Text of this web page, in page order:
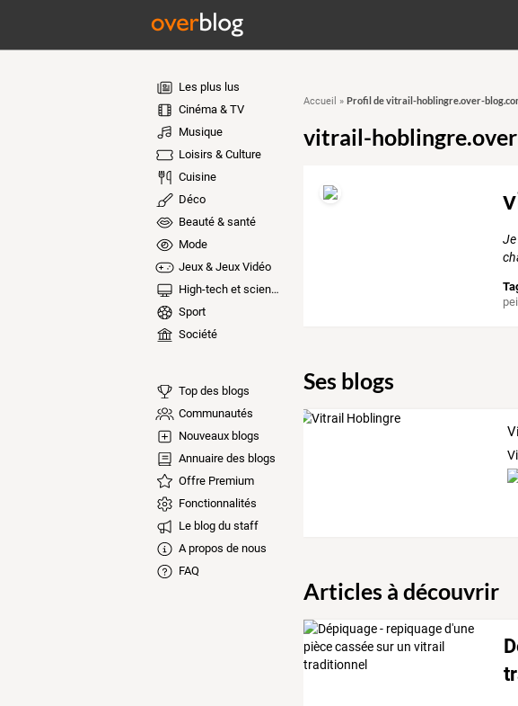
Les plus lus
Cinéma & TV
Musique
Loisirs & Culture
Cuisine
Déco
Beauté & santé
Mode
Jeux & Jeux Vidéo
High-tech et sciences
Sport
Société
Top des blogs
Communautés
Nouveaux blogs
Annuaire des blogs
Offre Premium
Fonctionnalités
Le blog du staff
A propos de nous
FAQ
Accueil » Profil de vitrail-hoblingre.over-
vitrail-
Ses blogs
Articles à découvrir